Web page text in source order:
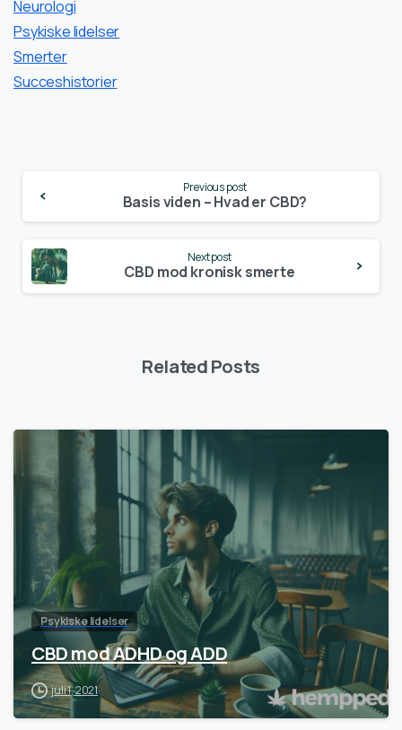
Neurologi
Psykiske lidelser
Smerter
Succeshistorier
Reading
Previous post
Basis viden – Hvad er CBD?
Next post
CBD mod kronisk smerte
Related Posts
Psykiske lidelser
CBD mod ADHD og ADD
juli 1, 2021